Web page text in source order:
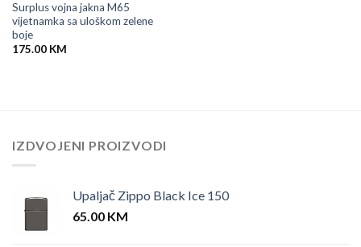
Surplus vojna jakna M65
vijetnamka sa uloškom zelene
boje
175.00 KM
IZDVOJENI PROIZVODI
Upaljač Zippo Black Ice 150
65.00 KM